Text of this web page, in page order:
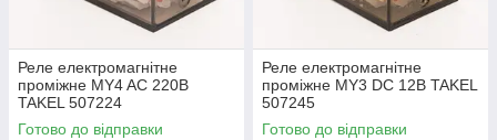
Реле електромагнітне
проміжне MY4 AC 220В
TAKEL 507224
Готово до відправки
Реле електромагнітне
проміжне MY3 DC 12В TAKEL
507245
Готово до відправки